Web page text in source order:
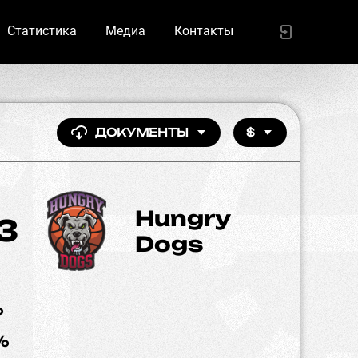
Статистика Медиа Контакты
ДОКУМЕНТЫ $
Hungry
Dogs